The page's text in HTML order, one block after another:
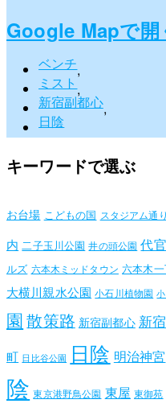
Google Mapで開
ベンチ,
ミスト,
新宿副都心,
日陰
キーワードで選ぶ
お台場 こどもの国 スタジアム通り
内 二子玉川公園 井の頭公園 代
ルズ 六本木ミッドタウン 六本木一
大横川親水公園 小石川植物園
園散策路 新宿副都心 新
町 日比谷公園 日陰 明治神宮
陰 東京港野鳥公園 東屋 東御苑